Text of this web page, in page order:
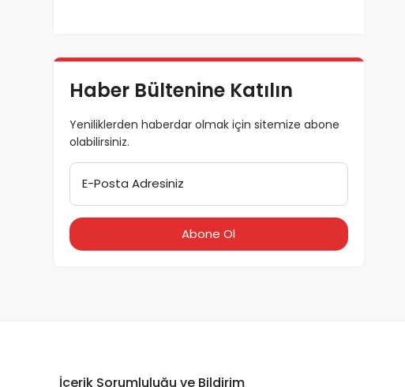
Haber Bültenine Katılın
Yeniliklerden haberdar olmak için sitemize abone
olabilirsiniz.
E-Posta Adresiniz
İçerik Sorumluluğu ve Bildirim